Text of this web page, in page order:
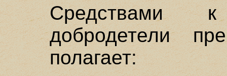
Средствами
добродетели
полагает: